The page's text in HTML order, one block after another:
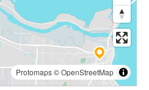
Protomaps©OpenStreetMap